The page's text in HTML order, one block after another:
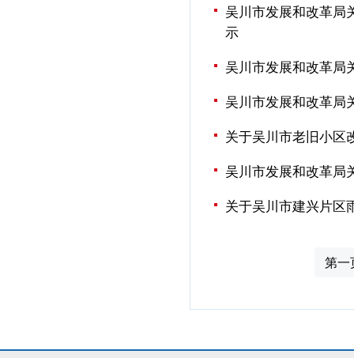
吴川市发展和改革局
示
吴川市发展和改革局
吴川市发展和改革局
关于吴川市老旧小区
吴川市发展和改革局
关于吴川市建兴片区
第一